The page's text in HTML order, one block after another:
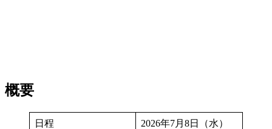
概要
日程 2026年7月8日（水）